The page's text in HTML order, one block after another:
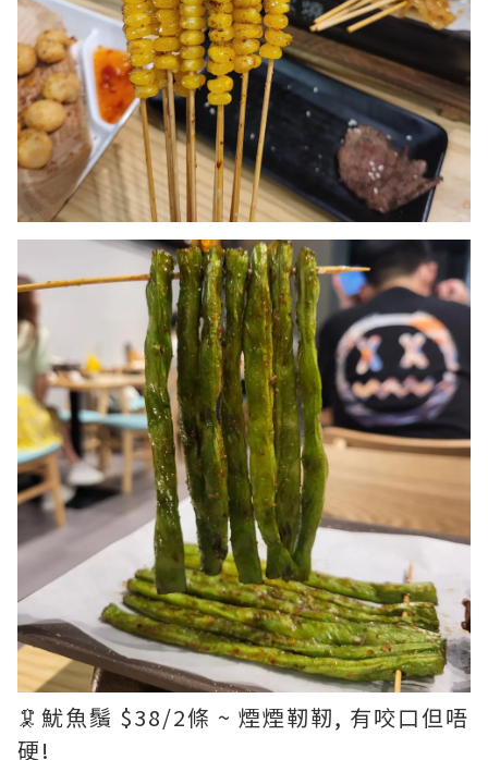
🦑魷魚鬚 $38/2條 ~ 煙煙靭靭, 有咬口但唔
硬!